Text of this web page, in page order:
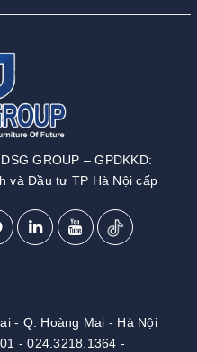
GROUP – GPDKKD:
và Đầu tư TP Hà Nội cấp
- Q. Hoàng Mai - Hà Nội
-024.3218.1364 -